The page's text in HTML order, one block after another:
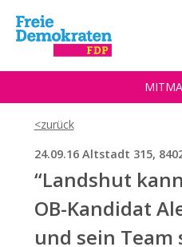
MIT
24.09.16 Altstadt 315,
“Landshut
OB-Kandidat
und sein Team